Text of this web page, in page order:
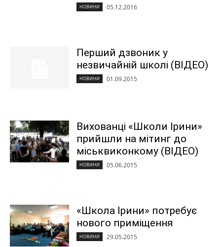
НОВИНИ 05.12.2016
Перший дзвоник у
незвичайній школі (ВІДЕО)
НОВИНИ 01.09.2015
Вихованці «Школи Ірини»
прийшли на мітинг до
міськвиконкому (ВІДЕО)
НОВИНИ 05.06.2015
«Школа Ірини» потребує
нового приміщення
НОВИНИ 29.05.2015